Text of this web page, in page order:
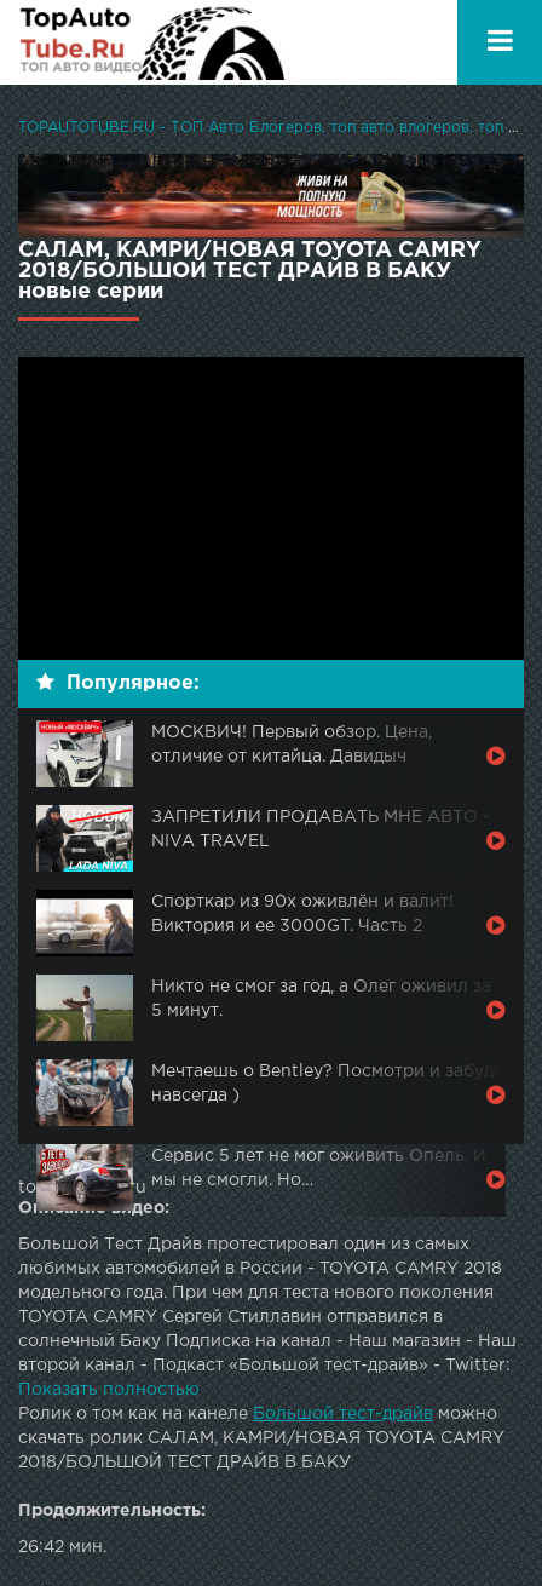
TOPAUTOTUBE.RU - ТОП Авто Блогеров, топ авто влогеров, топ авто ютуберов
САЛАМ, КАМРИ/НОВАЯ TOYOTA CAMRY
2018/БОЛЬШОЙ ТЕСТ ДРАЙВ В БАКУ
новые серии
Популярное:
МОСКВИЧ! Первый обзор. Цена,
отличие от китайца. Давидыч
ЗАПРЕТИЛИ ПРОДАВАТЬ МНЕ АВТО -
NIVA TRAVEL
Спорткар из 90х оживлён и валит!
Виктория и ее 3000GT. Часть 2
Никто не смог за год, а Олег оживил за
5 минут.
Мечтаешь о Bentley? Посмотри и забудь
навсегда )
Сервис 5 лет не мог оживить Опель. И
мы не смогли. Но…
topautotube.ru
Описание видео:
Большой Тест Драйв протестировал один из самых
любимых автомобилей в России - TOYOTA CAMRY 2018
модельного года. При чем для теста нового поколения
TOYOTA CAMRY Сергей Стиллавин отправился в
солнечный Баку Подписка на канал - Наш магазин - Наш
второй канал - Подкаст «Большой тест-драйв» - Twitter:
G+: Instagram: Facebook: Vkontakte: JOIN QUIZGROUP
PARTNER PROGRAM:
Показать полностью
Ролик о том как на канеле Большой тест-драйвможно
скачать ролик САЛАМ, КАМРИ/НОВАЯ TOYOTA CAMRY
2018/БОЛЬШОЙ ТЕСТ ДРАЙВ В БАКУ
Продолжительность:
26:42 мин.